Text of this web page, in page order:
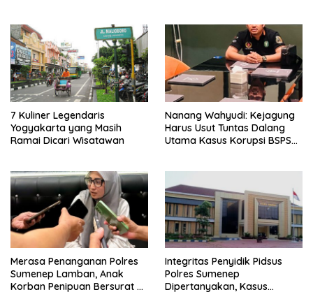
7 Kuliner Legendaris
Yogyakarta yang Masih
Ramai Dicari Wisatawan
Nanang Wahyudi: Kejagung
Harus Usut Tuntas Dalang
Utama Kasus Korupsi BSPS
Merasa Penanganan Polres
Sumenep Lamban, Anak
Korban Penipuan Bersurat ke
Integritas Penyidik Pidsus
Polres Sumenep
Dipertanyakan, Kasus